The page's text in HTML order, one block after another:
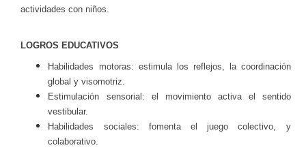
actividades con niños.
LOGROS EDUCATIVOS
Habilidades motoras: estimula los reflejos, la coordinación
global y visomotriz.
Estimulación sensorial: el movimiento activa el sentido
vestibular.
Habilidades sociales: fomenta el juego colectivo, y
colaborativo.